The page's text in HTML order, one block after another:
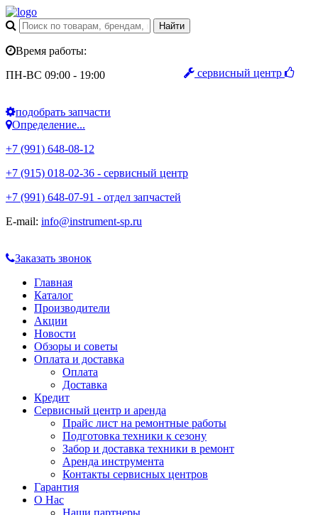
сервисный центр
Время работы:
ПН-ВС 09:00 - 19:00
подобрать запчасти
Определение...
+7 (991) 648-08-12
+7 (915) 018-02-36 - сервисный центр
+7 (991) 648-07-91 - отдел запчастей
E-mail: info@instrument-sp.ru
Заказать звонок
Главная
Каталог
Производители
Акции
Новости
Обзоры и советы
Оплата и доставка
Оплата
Доставка
Кредит
Сервисный центр и аренда
Прайс лист на ремонтные работы
Подготовка техники к сезону
Забор и доставка техники в ремонт
Аренда инструмента
Контакты сервисных центров
Гарантия
О Нас
Наши партнеры